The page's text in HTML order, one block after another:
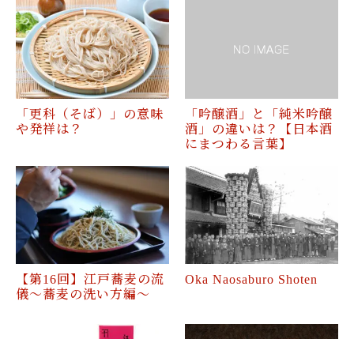
「更科（そば）」の意味
や発祥は？
「吟醸酒」と「純米吟醸
酒」の違いは？【日本酒
にまつわる言葉】
【第16回】江戸蕎麦の流
儀〜蕎麦の洗い方編〜
Oka Naosaburo Shoten